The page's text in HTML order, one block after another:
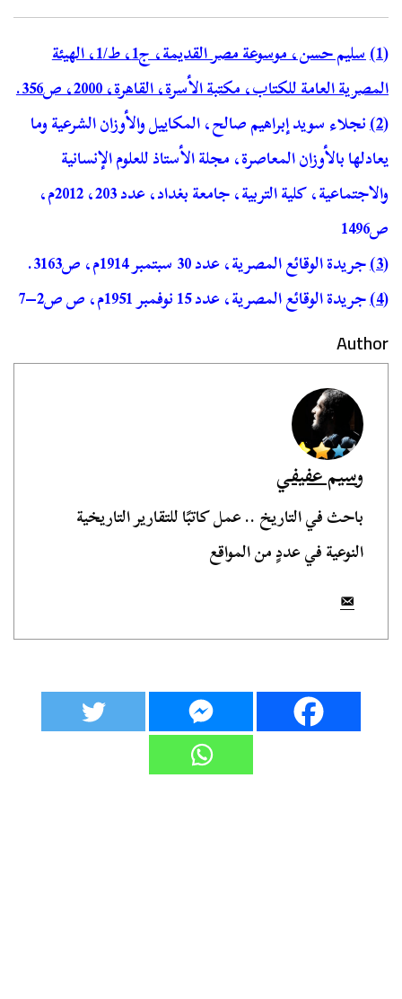
(1)
سليم حسن، موسوعة مصر القديمة، ج1، ط/1، الهيئة
المصرية العامة للكتاب، مكتبة الأسرة، القاهرة، 2000، ص356.
(2) نجلاء سويد إبراهيم صالح، المكاييل والأوزان الشرعية وما
يعادلها بالأوزان المعاصرة، مجلة الأستاذ للعلوم الإنسانية
والاجتماعية، كلية التربية، جامعة بغداد، عدد 203، 2012م،
ص1496
(3) جريدة الوقائع المصرية، عدد 30 سبتمبر 1914م، ص3163.
(4) جريدة الوقائع المصرية، عدد 15 نوفمبر 1951م، ص ص2–7
Author
وسيم عفيفي
باحث في التاريخ .. عمل كاتبًا للتقارير التاريخية
النوعية في عددٍ من المواقع